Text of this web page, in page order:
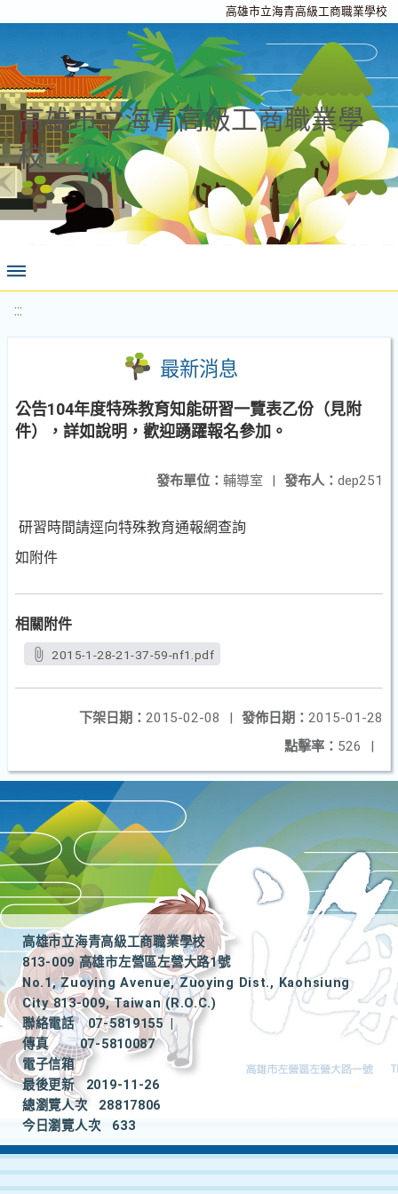
高雄市立海青高級工商職業學校
高雄市立海青高級工商職業學
校
:::
最新消息
公告104年度特殊教育知能研習一覽表乙份（見附
件），詳如說明，歡迎踴躍報名參加。
發布人： dep251
發布單位： 輔導室 |
研習時間請逕向特殊教育通報網查詢
如附件
相關附件
2015-1-28-21-37-59-nf1.pdf
發佈日期： 2015-01-28
下架日期： 2015-02-08
|
點擊率： 526 |
高雄市立海青高級工商職業學校
813-009 高雄市左營區左營大路1號
No.1, Zuoying Avenue, Zuoying Dist., Kaohsiung
City 813-009, Taiwan (R.O.C.)
聯絡電話
07-5819155
|
傳真
07-5810087
電子信箱
最後更新
2019-11-26
總瀏覽人次
28817806
今日瀏覽人次
633